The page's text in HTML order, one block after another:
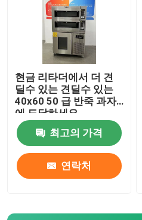
현금 리타더에서 더 견
딜수 있는 견딜수 있는
40x60 50 급 반죽 과자
에 도달하세요
최고의 가격
연락처